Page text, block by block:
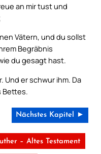
an mir tust und
Vätern, und du sollst
Begräbnis
du gesagt hast.
Und er schwur ihm. Da
Bettes.
Nächstes Kapitel ►
– Altes Testament